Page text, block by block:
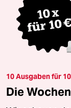
10 Ausgaben für
Die